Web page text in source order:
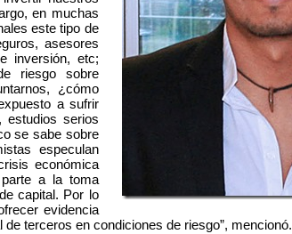
en muchas
este tipo de
asesores
inversión, etc;
riesgo sobre
¿cómo
a sufrir
estudios serios
se sabe sobre
especulan
económica
a la toma
capital. Por lo
evidencia
terceros en condiciones de riesgo”, mencionó.